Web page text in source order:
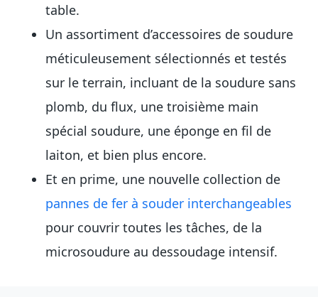
table.
Un assortiment d’accessoires de soudure
méticuleusement sélectionnés et testés
sur le terrain, incluant de la soudure sans
plomb, du flux, une troisième main
spécial soudure, une éponge en fil de
laiton, et bien plus encore.
Et en prime, une nouvelle collection de
pannes de fer à souder interchangeables
pour couvrir toutes les tâches, de la
microsoudure au dessoudage intensif.